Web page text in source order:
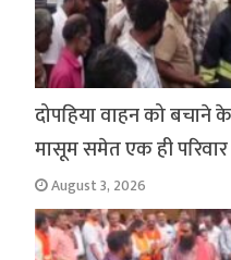
दोपहिया वाहन को बचाने
मासूम समेत एक ही
August 3, 2026